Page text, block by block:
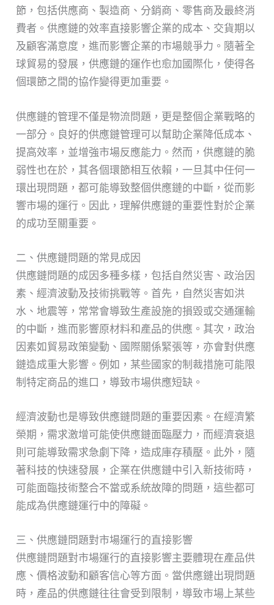
節，包括供應商、製造商、分銷商、零售商及最終消
費者。供應鏈的效率直接影響企業的成本、交貨期以
及顧客滿意度，進而影響企業的市場競爭力。隨著全
球貿易的發展，供應鏈的運作也愈加國際化，使得各
個環節之間的協作變得更加重要。
供應鏈的管理不僅是物流問題，更是整個企業戰略的
一部分。良好的供應鏈管理可以幫助企業降低成本、
提高效率，並增強市場反應能力。然而，供應鏈的脆
弱性也在於，其各個環節相互依賴，一旦其中任何一
環出現問題，都可能導致整個供應鏈的中斷，從而影
響市場的運行。因此，理解供應鏈的重要性對於企業
的成功至關重要。
二、供應鏈問題的常見成因
供應鏈問題的成因多種多樣，包括自然災害、政治因
素、經濟波動及技術挑戰等。首先，自然災害如洪
水、地震等，常常會導致生產設施的損毀或交通運輸
的中斷，進而影響原材料和產品的供應。其次，政治
因素如貿易政策變動、國際關係緊張等，亦會對供應
鏈造成重大影響。例如，某些國家的制裁措施可能限
制特定商品的進口，導致市場供應短缺。
經濟波動也是導致供應鏈問題的重要因素。在經濟繁
榮期，需求激增可能使供應鏈面臨壓力，而經濟衰退
則可能導致需求急劇下降，造成庫存積壓。此外，隨
著科技的快速發展，企業在供應鏈中引入新技術時，
可能面臨技術整合不當或系統故障的問題，這些都可
能成為供應鏈運行中的障礙。
三、供應鏈問題對市場運行的直接影響
供應鏈問題對市場運行的直接影響主要體現在產品供
應、價格波動和顧客信心等方面。當供應鏈出現問題
時，產品的供應鏈往往會受到限制，導致市場上某些